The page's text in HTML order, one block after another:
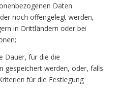
Daten
noch offengelegt werden,
in Drittländern oder bei
Dauer, für die die
gespeichert werden, oder, falls
für die Festlegung